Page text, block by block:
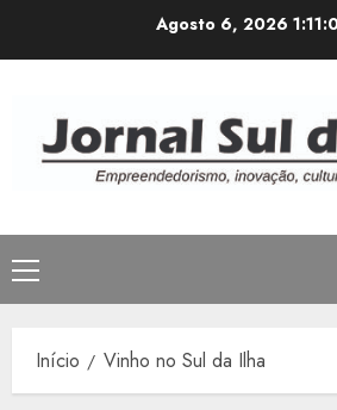
Agosto 6, 2026
Menu
principal
Início Vinho no Sul da Ilha